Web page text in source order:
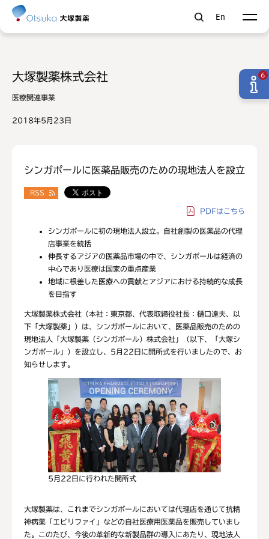
En
大塚製薬株式会社
医療関連事業
2018年5月23日
シンガポールに医薬品販売のための現地法人を設立
RSS
PDFはこちら
シンガポールに初の現地法人設立。自社創製の医薬品の代理
店事業を統括
伸長するアジアの医薬品市場の中で、シンガポールは経済の
中心であり医療は国家の重点産業
地域に根差した医療への貢献とアジアにおける持続的な成長
を目指す
大塚製薬株式会社（本社：東京都、代表取締役社長：樋口達夫、以
下「大塚製薬」）は、シンガポールにおいて、医薬品販売のための
現地法人「大塚製薬（シンガポール）株式会社」（以下、「大塚シ
ンガポール」）を設立し、5月22日に開所式を行いましたので、お
知らせします。
5月22日に行われた開所式
大塚製薬は、これまでシンガポールにおいては代理店を通じて抗精
神病薬「エビリファイ」などの自社医療用医薬品を販売していまし
た。このたび、今後の革新的な新製品群の導入にあたり、現地法人
6